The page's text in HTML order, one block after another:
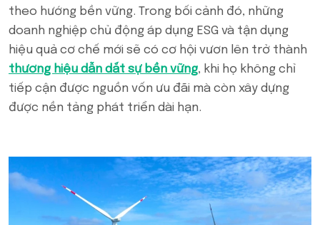
theo hướng bền vững. Trong bối cảnh đó, những
doanh nghiệp chủ động áp dụng ESG và tận dụng
hiệu quả cơ chế mới sẽ có cơ hội vươn lên trở thành
thương hiệu dẫn dắt sự bền vững, khi họ không chỉ
tiếp cận được nguồn vốn ưu đãi mà còn xây dựng
được nền tảng phát triển dài hạn.